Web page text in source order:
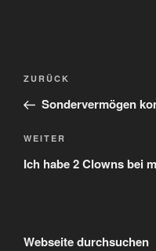
Beitragsnavigation
Vorheriger
Beitrag
ZURÜCK
Sondervermögen
Nächster
Beitrag
WEITER
Ich habe 2 Clowns bei
Webseite durchsuchen